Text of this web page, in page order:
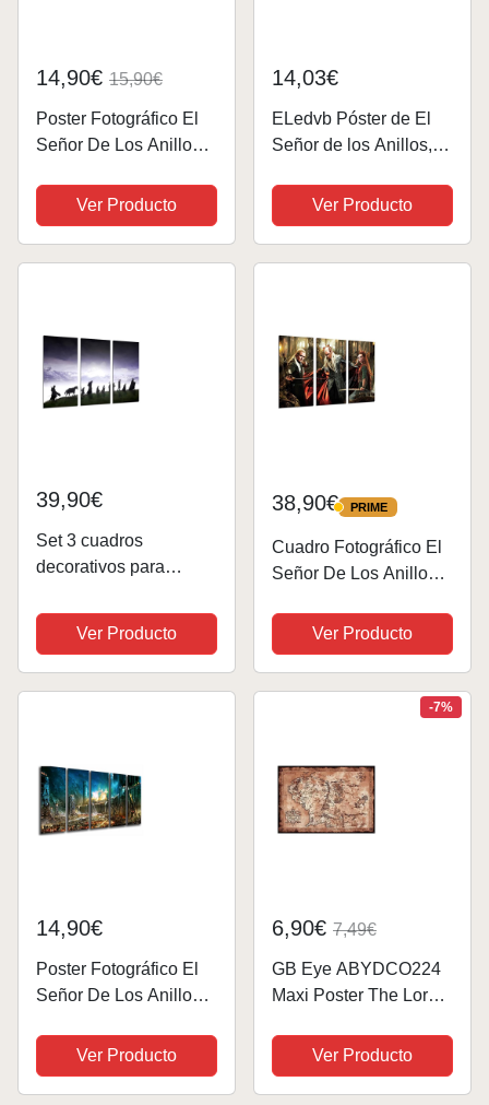
14,90€ 15,90€
Poster Fotográfico El
Señor De Los Anillos
cm XXLVer Producto
14,03€
ELedvb Póster de El
Señor de los Anillos,
decoración de
dormitorio familiar, 20 x
30 cm
Ver Producto
39,90€
Set 3 cuadros
decorativos para
Salón Modernos,
Dormitorios,
Habitación, impresión
sobre madera con
Ver Producto
38,90€ PRIME
PRIME
Cuadro Fotográfico El
Señor De Los Anillos,
x 62 cm XXL
Ver Producto
14,90€
Poster Fotográfico El
Señor De Los Anillos,
Media Tamaño total:
165 x 62 cm XXL
Ver Producto
-7%
6,90€ 7,49€
GB Eye ABYDCO224
Maxi Poster The Lord
61 x 91.5cm
Ver Producto